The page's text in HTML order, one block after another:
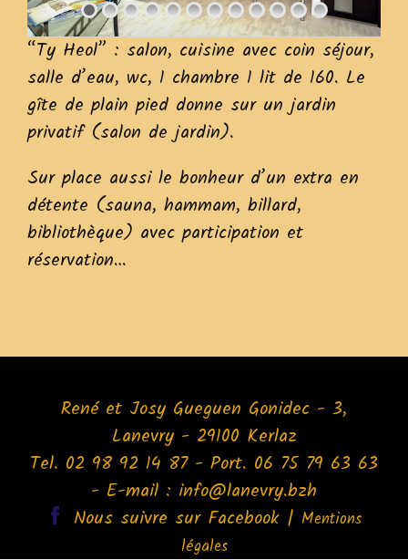
“Ty Heol” : salon, cuisine avec coin séjour,
salle d’eau, wc, 1 chambre 1 lit de 160. Le
gîte de plain pied donne sur un jardin
privatif (salon de jardin).
Sur place aussi le bonheur d’un extra en
détente (sauna, hammam, billard,
bibliothèque) avec participation et
réservation…
René et Josy Gueguen Gonidec - 3,
Lanevry - 29100 Kerlaz
Tel. 02 98 92 14 87 - Port. 06 75 79 63 63
- E-mail : info@lanevry.bzh
Facebook
Nous suivre sur Facebook | Mentions
légales